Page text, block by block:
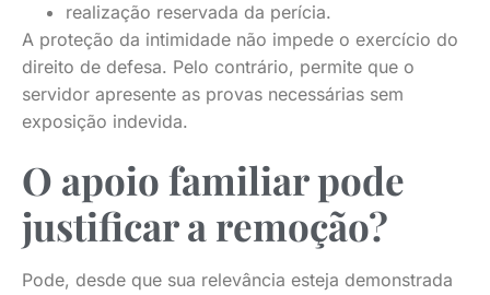
realização reservada da perícia.
A proteção da intimidade não impede o exercício do
direito de defesa. Pelo contrário, permite que o
servidor apresente as provas necessárias sem
exposição indevida.
O apoio familiar pode
justificar a remoção?
Pode, desde que sua relevância esteja demonstrada